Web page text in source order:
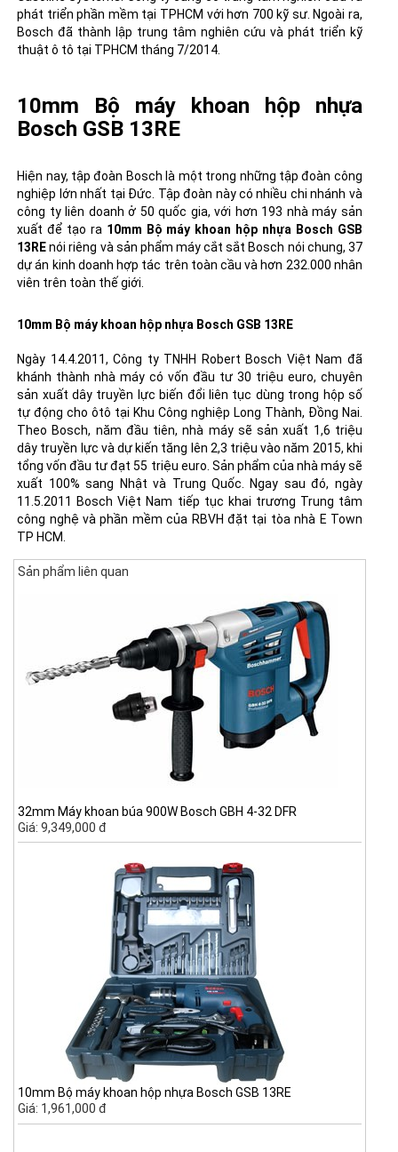
phát triển phần mềm tại TPHCM với hơn 700 kỹ sư. Ngoài ra,
Bosch đã thành lập trung tâm nghiên cứu và phát triển kỹ
thuật ô tô tại TPHCM tháng 7/2014.
10mm Bộ máy khoan hộp nhựa
Bosch GSB 13RE
Hiện nay, tập đoàn Bosch là một trong những tập đoàn công
nghiệp lớn nhất tại Đức. Tập đoàn này có nhiều chi nhánh và
công ty liên doanh ở 50 quốc gia, với hơn 193 nhà máy sản
xuất để tạo ra 10mm Bộ máy khoan hộp nhựa Bosch GSB
13REnói riêng và sản phẩmmáy cắt sắt Bosch nói chung, 37
dự án kinh doanh hợp tác trên toàn cầu và hơn 232.000 nhân
viên trên toàn thế giới.
10mm Bộ máy khoan hộp nhựa Bosch GSB 13RE
Ngày 14.4.2011, Công ty TNHH Robert Bosch Việt Nam đã
khánh thành nhà máy có vốn đầu tư 30 triệu euro, chuyên
sản xuất dây truyền lực biến đổi liên tục dùng trong hộp số
tự động cho ôtô tại Khu Công nghiệp Long Thành, Đồng Nai.
Theo Bosch, năm đầu tiên, nhà máy sẽ sản xuất 1,6 triệu
dây truyền lực và dự kiến tăng lên 2,3 triệu vào năm 2015, khi
tổng vốn đầu tư đạt 55 triệu euro. Sản phẩm của nhà máy sẽ
xuất 100% sang Nhật và Trung Quốc. Ngay sau đó, ngày
11.5.2011 Bosch Việt Nam tiếp tục khai trương Trung tâm
công nghệ và phần mềm của RBVH đặt tại tòa nhà E Town
TP HCM.
Sản phẩm liên quan
32mm Máy khoan búa 900W Bosch GBH 4-32 DFR
Giá: 9,349,000 đ
10mm Bộ máy khoan hộp nhựa Bosch GSB 13RE
Giá: 1,961,000 đ